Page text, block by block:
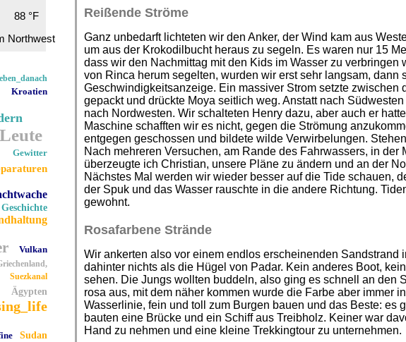
88 °F
Northwest
Kroatien
Gewitter
Geschichte
Vulkan
Suezkanal
Ägypten
Sudan
Reißende Ströme
Ganz unbedarft lichteten wir den Anker, der Wind kam aus
um aus der Krokodilbucht heraus zu segeln. Es waren nur 15
dass wir den Nachmittag mit den Kids im Wasser zu verbringen
von Rinca herum segelten, wurden wir erst sehr langsam, dann
Geschwindigkeitsanzeige. Ein massiver Strom setzte zwischen
gepackt und drückte Moya seitlich weg. Anstatt nach
nach Nordwesten. Wir schalteten Henry dazu, aber auch er
Maschine schafften wir es nicht, gegen die Strömung
entgegen geschossen und bildete wilde Verwirbelungen.
Nach mehreren Versuchen, am Rande des Fahrwassers, in der
überzeugte ich Christian, unsere Pläne zu ändern und an der
Nächstes Mal werden wir wieder besser auf die Tide schauen,
der Spuk und das Wasser rauschte in die andere Richtung.
gewohnt.
Rosafarbene Strände
Wir ankerten also vor einem endlos erscheinenden Sandstrand
dahinter nichts als die Hügel von Padar. Kein anderes Boot,
sehen. Die Jungs wollten buddeln, also ging es schnell an den
rosa aus, mit dem näher kommen wurde die Farbe aber immer
Wasserlinie, fein und toll zum Burgen bauen und das Beste: es
bauten eine Brücke und ein Schiff aus Treibholz. Keiner war
Hand zu nehmen und eine kleine Trekkingtour zu unternehmen.